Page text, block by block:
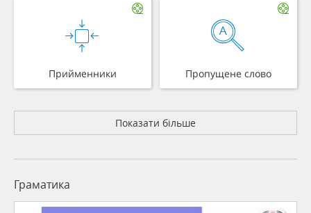
Прийменники Пропущене слово
Показати більше
Граматика